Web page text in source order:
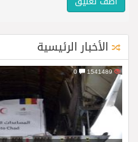
الأخبار الرئيسية
1541489